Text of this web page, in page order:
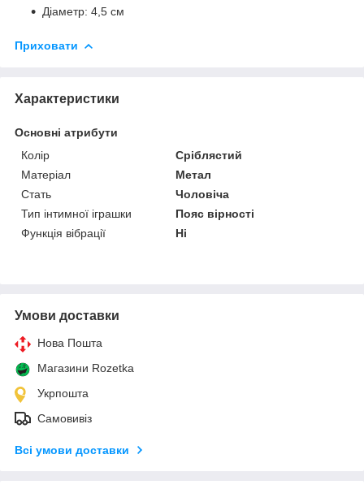
Діаметр: 4,5 см
Приховати
Характеристики
Основні атрибути
Колір
Сріблястий
Матеріал
Метал
Стать
Чоловіча
Тип інтимної іграшки
Пояс вірності
Функція вібрації
Ні
Умови доставки
Нова Пошта
Магазини Rozetka
Укрпошта
Самовивіз
Всі умови доставки